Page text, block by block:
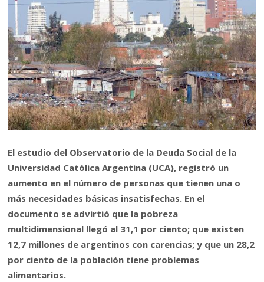
El estudio del Observatorio de la Deuda Social de la
Universidad Católica Argentina (UCA), registró un
aumento en el número de personas que tienen una o
más necesidades básicas insatisfechas. En el
documento se advirtió que la pobreza
multidimensional llegó al 31,1 por ciento; que existen
12,7 millones de argentinos con carencias; y que un 28,2
por ciento de la población tiene problemas
alimentarios.